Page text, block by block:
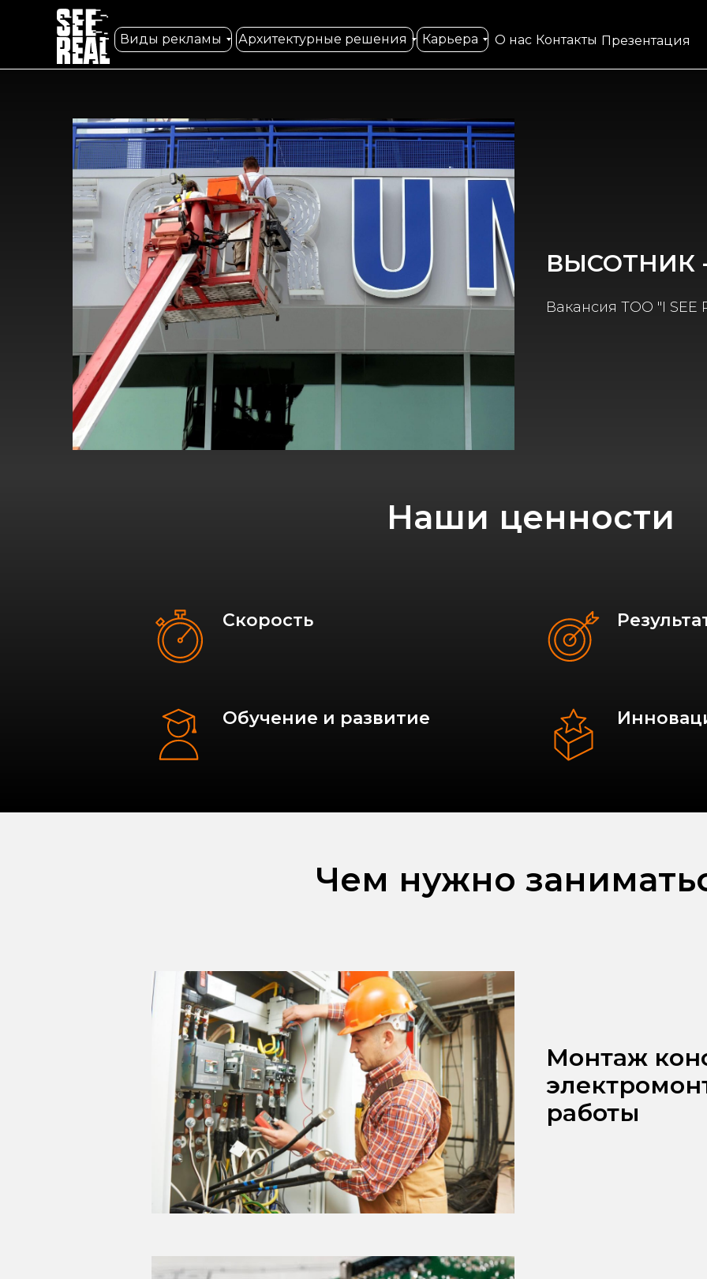
О нас
Виды рекламы Карьера Контакты
Архитектурные решения Презентация
ВЫСОТНИК
Вакансия ТОО "I SEE
Наши ценности
Скорость
Обучение и развитие
Чем нужно
Монтаж
работы